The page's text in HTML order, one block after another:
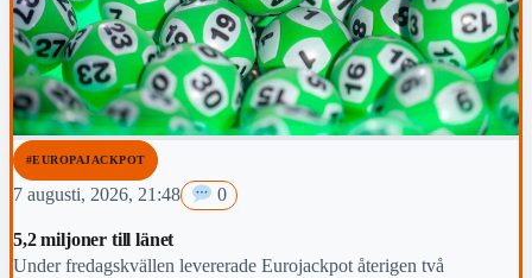
#EUROPAJACKPOT
7 augusti, 2026, 21:48 0
5,2 miljoner till länet
Under fredagskvällen levererade Eurojackpot återigen två